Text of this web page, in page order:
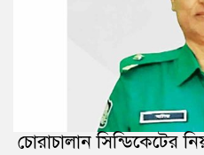
চোরাচালান সিন্ডিকেটের